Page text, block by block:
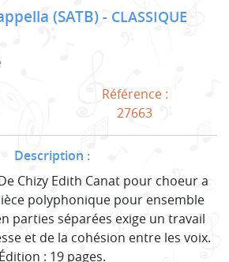
(SATB) CLASSIQUE
Référence :
27663
Description :
Chizy Edith Canat pour choeur a
polyphonique pour ensemble
parties séparées exige un travail
et de la cohésion entre les voix.
Édition : 19 pages.